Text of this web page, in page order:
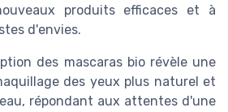
produits efficaces et à
d'envies.
des mascaras bio révèle une
des yeux plus naturel et
répondant aux attentes d'une